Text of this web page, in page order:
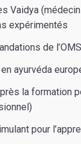
Vaidya
expérimentés
de l’OMS
ayurvéda
la formation
pour